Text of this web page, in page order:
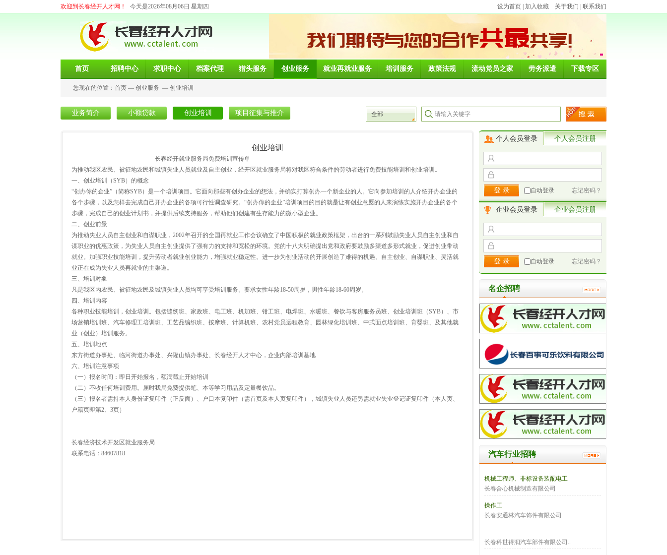
欢迎到长春经开人才网！ 今天是2026年08月06日 星期四 设为首页 加入收藏 关于我们 联系我们
首页 招聘中心 求职中心 档案代理 猎头服务 创业服务 就业再就业服务 培训服务 政策法规 流动党员之家 劳务派遣 下载专区
您现在的位置： 首页 — 创业服务 — 创业培训
业务简介 小额贷款 创业培训 项目征集与推介 全部
创业培训
长春经开就业服务局免费培训宣传单
为推动我区农民、被征地农民和城镇失业人员就业及自主创业，经开区就业服务局将对我区符合条件的劳动者进行免费技能培训和创业培训。
一、创业培训（SYB）的概念
“创办你的企业”（简称SYB）是一个培训项目。它面向那些有创办企业的想法，并确实打算创办一个新企业的人。它向参加培训的人介绍开办企业的
各个步骤，以及怎样去完成自己开办企业的各项可行性调查研究。“创办你的企业”培训项目的目的就是让有创业意愿的人来演练实施开办企业的各个
步骤，完成自己的创业计划书，并提供后续支持服务，帮助他们创建有生存能力的微小型企业。
二、创业前景
为推动失业人员自主创业和自谋职业，2002年召开的全国再就业工作会议确立了中国积极的就业政策框架，出台的一系列鼓励失业人员自主创业和自
谋职业的优惠政策，为失业人员自主创业提供了强有力的支持和宽松的环境。党的十八大明确提出党和政府要鼓励多渠道多形式就业，促进创业带动
就业。加强职业技能培训，提升劳动者就业创业能力，增强就业稳定性。进一步为创业活动的开展创造了难得的机遇。自主创业、自谋职业、灵活就
业正在成为失业人员再就业的主渠道。
三、培训对象
凡是我区内农民、被征地农民及城镇失业人员均可享受培训服务。要求女性年龄18-50周岁，男性年龄18-60周岁。
四、培训内容
各种职业技能培训，创业培训。包括缝纫班、家政班、电工班、机加班、钳工班、电焊班、水暖班、餐饮与客房服务员班、创业培训班（SYB）、市
场营销培训班、汽车修理工培训班、工艺品编织班、按摩班、计算机班、农村党员远程教育、园林绿化培训班、中式面点培训班、育婴班、及其他就
业（创业）培训服务。
五、培训地点
东方街道办事处、临河街道办事处、兴隆山镇办事处、长春经开人才中心，企业内部培训基地
六、培训注意事项
（一）报名时间：即日开始报名，额满截止开始培训
（二）不收任何培训费用。届时我局免费提供笔、本等学习用品及定量餐饮品。
（三）报名者需持本人身份证复印件（正反面）、户口本复印件（需首页及本人页复印件），城镇失业人员还另需就业失业登记证复印件（本人页、
户籍页即第2、3页）
长春经济技术开发区就业服务局
联系电话：84607818
个人会员登录 个人会员注册
自动登录 忘记密码？
企业会员登录 企业会员注册
自动登录 忘记密码？
名企招聘
汽车行业招聘
机械工程师、非标设备装配电工
长春合心机械制造有限公司
操作工
长春安通林汽车饰件有限公司
长春科世得润汽车部件有限公司..